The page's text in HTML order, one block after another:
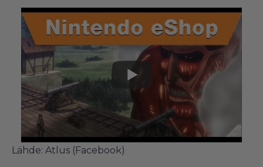
Lähde: Atlus (Facebook)